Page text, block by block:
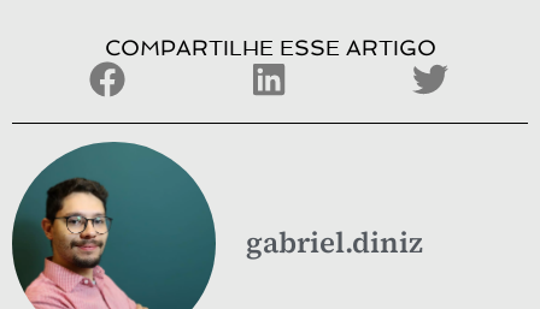
COMPARTILHE ESSE ARTIGO
gabriel.diniz